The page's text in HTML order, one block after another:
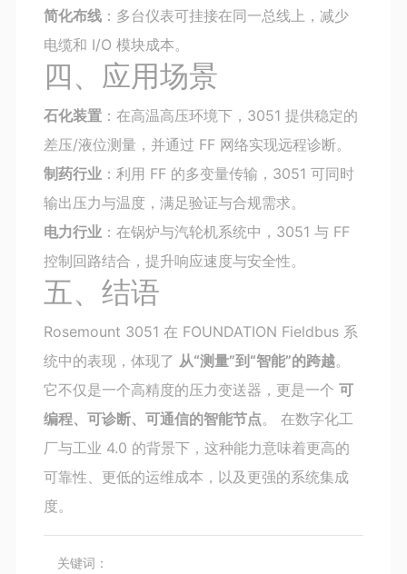
简化布线 ：多台仪表可挂接在同一总线上，减少
电缆和 I/O 模块成本。
四、应用场景
石化装置 ：在高温高压环境下，3051 提供稳定的
差压/液位测量，并通过 FF 网络实现远程诊断。
制药行业 ：利用 FF 的多变量传输，3051 可同时
输出压力与温度，满足验证与合规需求。
电力行业 ：在锅炉与汽轮机系统中，3051 与 FF
控制回路结合，提升响应速度与安全性。
五、结语
Rosemount 3051 在 FOUNDATION Fieldbus 系
统中的表现，体现了 从“测量”到“智能”的跨越。
它不仅是一个高精度的压力变送器，更是一个可
编程、可诊断、可通信的智能节点。 在数字化工
厂与工业 4.0 的背景下，这种能力意味着更高的
可靠性、更低的运维成本，以及更强的系统集成
度。
关键词：